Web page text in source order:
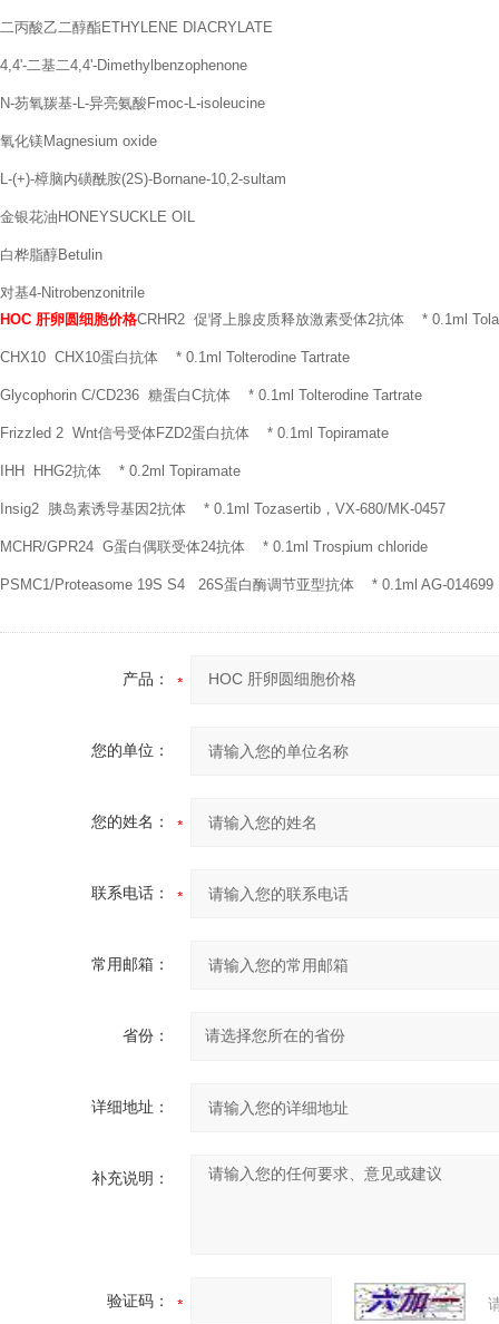
二丙酸乙二醇酯ETHYLENE DIACRYLATE
4,4'-二基二4,4'-Dimethylbenzophenone
N-芴氧羰基-L-异亮氨酸Fmoc-L-isoleucine
氧化镁Magnesium oxide
L-(+)-樟脑内磺酰胺(2S)-Bornane-10,2-sultam
金银花油HONEYSUCKLE OIL
白桦脂醇Betulin
对基4-Nitrobenzonitrile
HOC 肝卵圆细胞价格CRHR2 促肾上腺皮质释放激素受体2抗体 * 0.1ml
CHX10 CHX10蛋白抗体 * 0.1ml Tolterodine Tartrate
Glycophorin C/CD236 糖蛋白C抗体 * 0.1ml Tolterodine Tartrate
Frizzled 2 Wnt信号受体FZD2蛋白抗体 * 0.1ml Topiramate
IHH HHG2抗体 * 0.2ml Topiramate
Insig2 胰岛素诱导基因2抗体 * 0.1ml Tozasertib，VX-680/MK-0457
MCHR/GPR24 G蛋白偶联受体24抗体 * 0.1ml Trospium chloride
PSMC1/Proteasome 19S S4 26S蛋白酶调节亚型抗体 * 0.1ml AG-014699
产品：
您的单位：
您的姓名：
联系电话：
常用邮箱：
省份：
详细地址：
补充说明：
验证码：